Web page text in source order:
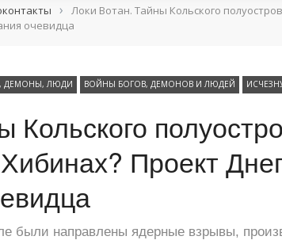
›
Локи Вотан. Тайны Кольского
очевидца
ДЕМОНЫ, ЛЮДИ ВОЙНЫ БОГОВ, ДЕМОНОВ И ЛЮДЕЙ
Кольского
Проект
были направлены ядерные взрывы,